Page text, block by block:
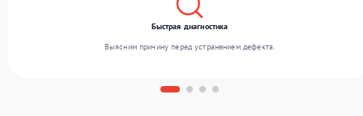
Быстрая диагностика
Выясним причину перед устранением дефекта.